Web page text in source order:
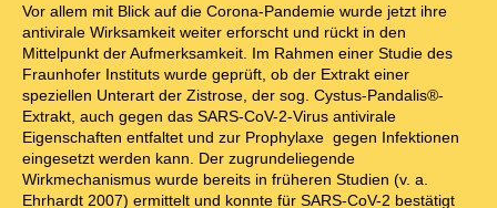
Vor allem mit Blick auf die Corona-Pandemie wurde jetzt ihre
antivirale Wirksamkeit weiter erforscht und rückt in den
Mittelpunkt der Aufmerksamkeit. Im Rahmen einer Studie des
Fraunhofer Instituts wurde geprüft, ob der Extrakt einer
speziellen Unterart der Zistrose, der sog. Cystus-Pandalis®-
Extrakt, auch gegen das SARS-CoV-2-Virus antivirale
Eigenschaften entfaltet und zur Prophylaxe gegen Infektionen
eingesetzt werden kann. Der zugrundeliegende
Wirkmechanismus wurde bereits in früheren Studien (v. a.
Ehrhardt 2007) ermittelt und konnte für SARS-CoV-2 bestätigt